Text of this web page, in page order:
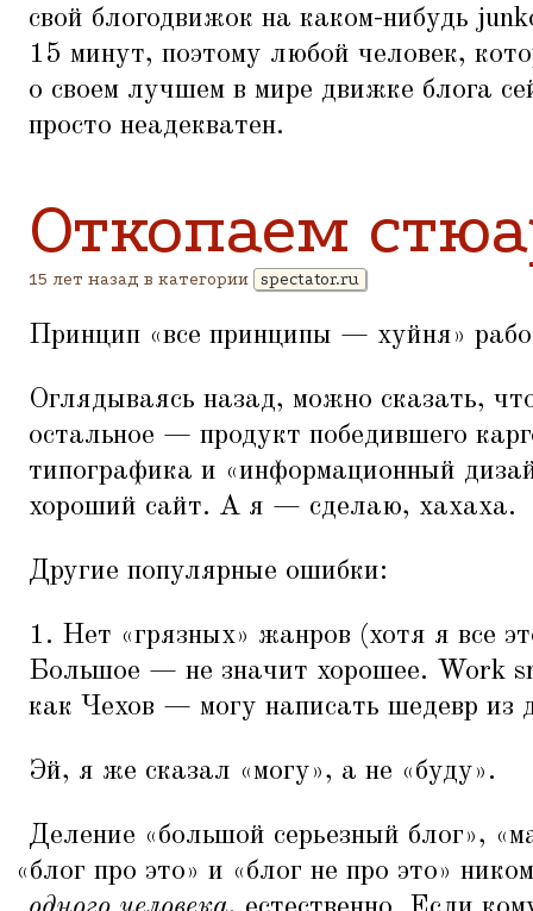
свой блогодвижок на каком-нибудь
15 минут, поэтому любой человек,
о своем лучшем в мире движке блога
просто неадекватен.
Откопаем
15 лет назад в категории spectator.ru
Принцип «все принципы — хуйня»
Оглядываясь назад, можно сказать,
остальное — продукт победившего
типографика и «информационный
хороший сайт. А я — сделаю, хахаха.
Другие популярные ошибки:
1. Нет «грязных» жанров (хотя я все
Большое — не значит хорошее. Work
как Чехов — могу написать шедевр из
Эй, я же сказал «могу», а не «буду».
Деление «большой серьезный блог», «
«блог про это» и «блог не про это»